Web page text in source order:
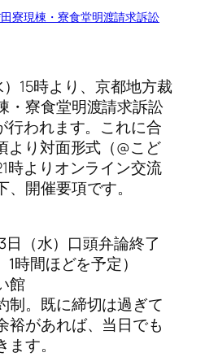
寮現棟・寮食堂明渡請求訴訟
15時より、京都地方裁
・寮食堂明渡請求訴訟
行われます。これに合
より対面形式（@こど
時よりオンライン交流
開催要項です。
日（水）口頭弁論終了
時間ほどを予定）
館
制。既に締切は過ぎて
裕があれば、当日でも
す。